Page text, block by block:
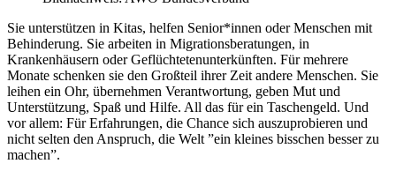
Sie unterstützen in Kitas, helfen Senior*innen oder Menschen mit
Behinderung. Sie arbeiten in Migrationsberatungen, in
Krankenhäusern oder Geflüchtetenunterkünften. Für mehrere
Monate schenken sie den Großteil ihrer Zeit andere Menschen. Sie
leihen ein Ohr, übernehmen Verantwortung, geben Mut und
Unterstützung, Spaß und Hilfe. All das für ein Taschengeld. Und
vor allem: Für Erfahrungen, die Chance sich auszuprobieren und
nicht selten den Anspruch, die Welt ”ein kleines bisschen besser zu
machen”.